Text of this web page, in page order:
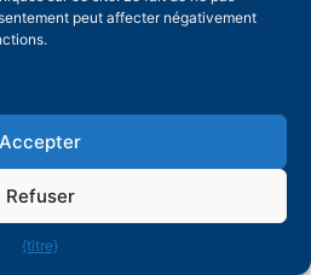
peut affecter négativement
Accepter
Refuser
{titre}
ou grillage de la lentille
laser.
l’alimentation du laser est